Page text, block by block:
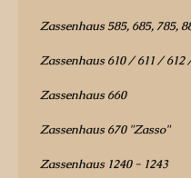
Zassenhaus 585, 685, 785,
Zassenhaus 610 / 611 / 612
Zassenhaus 660
Zassenhaus 670 "Zasso"
Zassenhaus 1240 - 1243